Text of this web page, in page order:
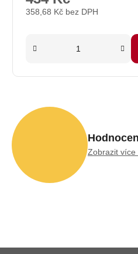
je
358,68 Kč bez DPH
Zobrazit